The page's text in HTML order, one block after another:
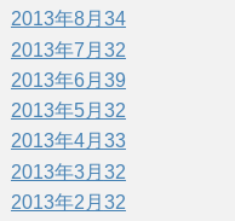
2013年8月 34
2013年7月 32
2013年6月 39
2013年5月 32
2013年4月 33
2013年3月 32
2013年2月 32